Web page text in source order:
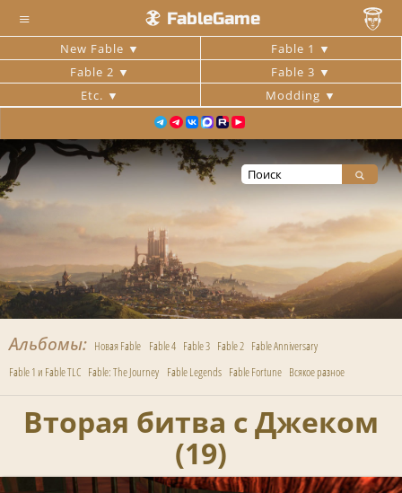
≡ FableGame
New Fable
Fable 1
Fable 2
Fable 3
Etc.
Modding
Альбомы Новая Fable Fable 4 Fable 3 Fable 2 Fable Anniversary
Fable 1 и Fable TLC Fable: The Journey Fable Legends Fable Fortune Всякое разное
Вторая битва с Джеком
(19)